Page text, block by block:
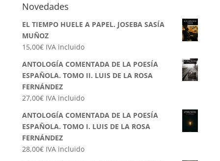
Novedades
EL TIEMPO HUELE A PAPEL. JOSEBA SASÍA
MUÑOZ
15,00€ IVA incluido
ANTOLOGÍA COMENTADA DE LA POESÍA
ESPAÑOLA. TOMO II. LUIS DE LA ROSA
FERNÁNDEZ
27,00€ IVA incluido
ANTOLOGÍA COMENTADA DE LA POESÍA
ESPAÑOLA. TOMO I. LUIS DE LA ROSA
FERNÁNDEZ
28,00€ IVA incluido